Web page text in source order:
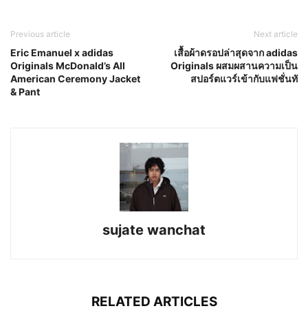
Previous article
Eric Emanuel x adidas
Originals McDonald’s All
American Ceremony Jacket
& Pant
Next article
เสื้อผ้าดรอปล่าสุดจาก adidas
Originals ผสมผสานความเป็น
สปอร์ตแวร์เข้ากับแฟชั่นทั
sujate wanchat
RELATED ARTICLES